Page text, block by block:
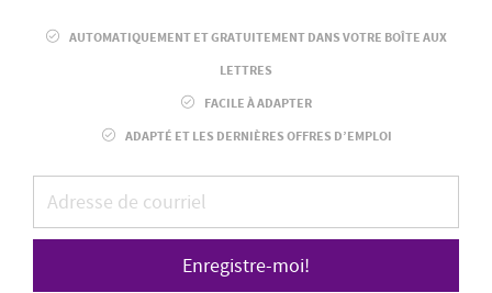
AUTOMATIQUEMENT ET GRATUITEMENT DANS VOTRE BOÎTE AUX
LETTRES
FACILE À ADAPTER
ADAPTÉ ET LES DERNIÈRES OFFRES D’EMPLOI
Enregistre-moi!